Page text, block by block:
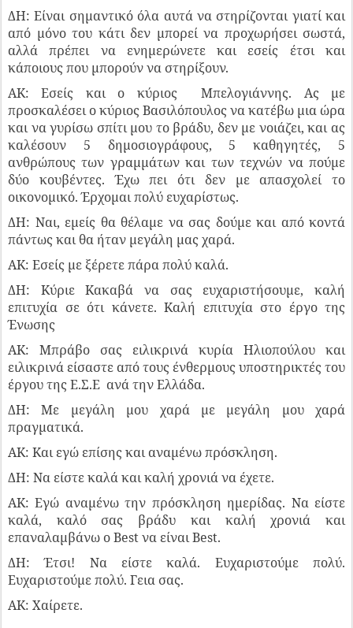
ΔΗ: Είναι σημαντικό όλα αυτά να στηρίζονται γιατί και
από μόνο του κάτι δεν μπορεί να προχωρήσει σωστά,
αλλά πρέπει να ενημερώνετε και εσείς έτσι και
κάποιους που μπορούν να στηρίξουν.
ΑΚ: Εσείς και ο κύριος Μπελογιάννης. Ας με
προσκαλέσει ο κύριος Βασιλόπουλος να κατέβω μια ώρα
και να γυρίσω σπίτι μου το βράδυ, δεν με νοιάζει, και ας
καλέσουν 5 δημοσιογράφους, 5 καθηγητές, 5
ανθρώπους των γραμμάτων και των τεχνών να πούμε
δύο κουβέντες. Έχω πει ότι δεν με απασχολεί το
οικονομικό. Έρχομαι πολύ ευχαρίστως.
ΔΗ: Ναι, εμείς θα θέλαμε να σας δούμε και από κοντά
πάντως και θα ήταν μεγάλη μας χαρά.
ΑΚ: Εσείς με ξέρετε πάρα πολύ καλά.
ΔΗ: Κύριε Κακαβά να σας ευχαριστήσουμε, καλή
επιτυχία σε ότι κάνετε. Καλή επιτυχία στο έργο της
Ένωσης
ΑΚ: Μπράβο σας ειλικρινά κυρία Ηλιοπούλου και
ειλικρινά είσαστε από τους ένθερμους υποστηρικτές του
έργου της Ε.Σ.Ε ανά την Ελλάδα.
ΔΗ: Με μεγάλη μου χαρά με μεγάλη μου χαρά
πραγματικά.
ΑΚ: Και εγώ επίσης και αναμένω πρόσκληση.
ΔΗ: Να είστε καλά και καλή χρονιά να έχετε.
ΑΚ: Εγώ αναμένω την πρόσκληση ημερίδας. Να είστε
καλά, καλό σας βράδυ και καλή χρονιά και
επαναλαμβάνω ο Best να είναι Best.
ΔΗ: Έτσι! Να είστε καλά. Ευχαριστούμε πολύ.
Ευχαριστούμε πολύ. Γεια σας.
ΑΚ: Χαίρετε.